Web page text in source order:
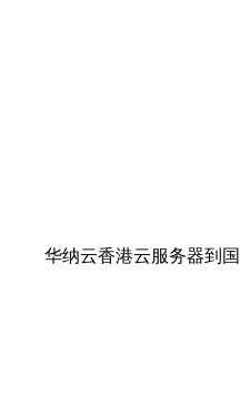
华纳云香港云服务器到